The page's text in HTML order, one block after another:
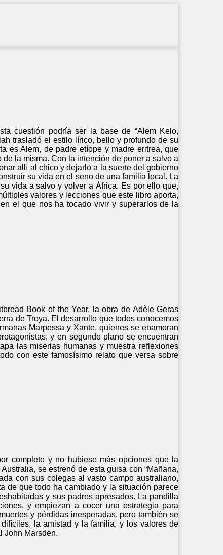
cuestión podría ser la base de “Alem Kelo,
trasladó el estilo lírico, bello y profundo de su
es Alem, de padre etíope y madre eritrea, que
la misma. Con la intención de poner a salvo a
allí al chico y dejarlo a la suerte del gobierno
su vida en el seno de una familia local. La
vida a salvo y volver a África. Es por ello que,
valores y lecciones que este libro aporta,
el que nos ha tocado vivir y superarlos de la
Book of the Year, la obra de Adèle Geras
de Troya. El desarrollo que todos conocemos
Marpessa y Xante, quienes se enamoran
y en segundo plano se encuentran
las miserias humanas y muestra reflexiones
con este famosísimo relato que versa sobre
completo y no hubiese más opciones que la
se estrenó de esta guisa con “Mañana,
con sus colegas al vasto campo australiano,
de que todo ha cambiado y la situación parece
y sus padres apresados. La pandilla
y empiezan a cocer una estrategia para
y pérdidas inesperadas, pero también se
la amistad y la familia, y los valores de
John Marsden.